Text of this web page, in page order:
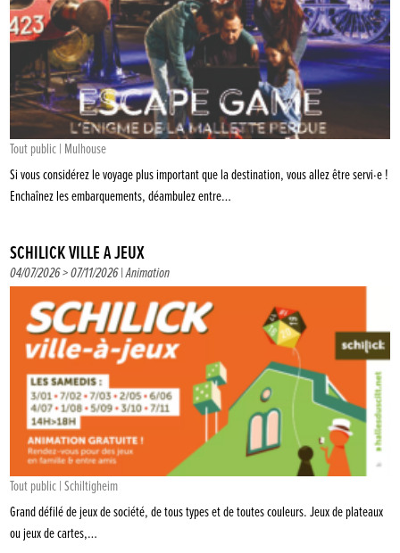
Tout public | Mulhouse
Si vous considérez le voyage plus important que la destination, vous allez être servi·e !
Enchaînez les embarquements, déambulez entre…
SCHILICK VILLE À JEUX
04/07/2026 > 07/11/2026 |Animation
Tout public | Schiltigheim
Grand défilé de jeux de société, de tous types et de toutes couleurs. Jeux de plateaux
ou jeux de cartes,…